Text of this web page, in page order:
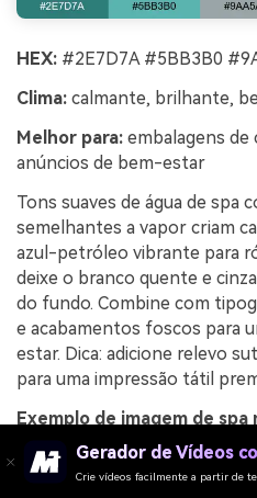
HEX: #2E7D7A #5BB3B0
Clima: calmante, brilhante,
Melhor para: embalagens de
anúncios de bem-estar
Tons suaves de água de spa
semelhantes a vapor criam
azul-petróleo vibrante para
deixe o branco quente e
do fundo. Combine com
e acabamentos foscos para
estar. Dica: adicione relevo
para uma impressão tátil
Exemplo de imagem de
media.ioGerador de Vídeos
Crie vídeos facilmente a partir de